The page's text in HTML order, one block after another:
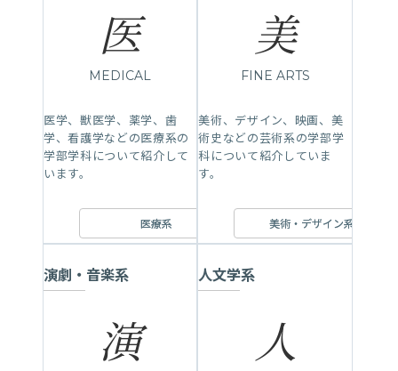
医
MEDICAL
医学、獣医学、薬学、歯
学、看護学などの医療系の
学部学科について紹介して
います。
医療系
美
FINE ARTS
美術、デザイン、映画、美
術史などの芸術系の学部学
科について紹介していま
す。
美術・デザイン系
演劇・音楽系
演
人文学系
人